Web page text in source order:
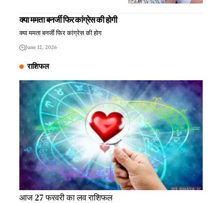
क्या ममता बनर्जी फिर कांग्रेस की होगी
क्या ममता बनर्जी फिर कांग्रेस की होग
June 12, 2026
राशिफल
आज 27 फरवरी का लव राशिफल